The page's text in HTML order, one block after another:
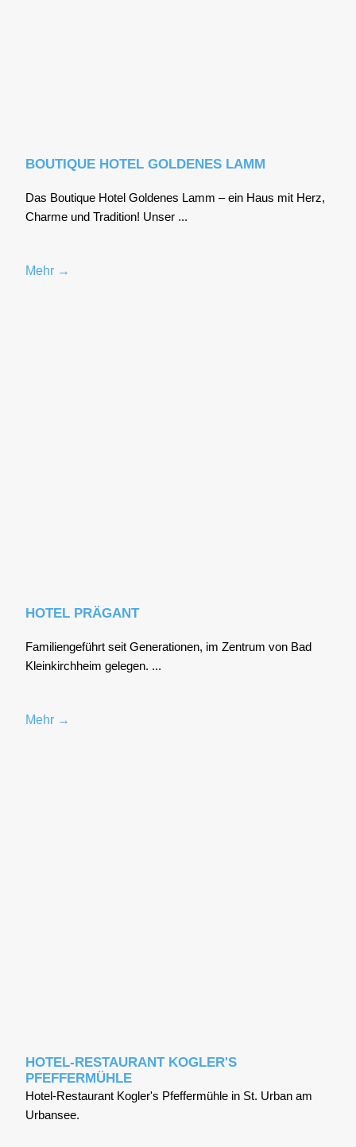
BOUTIQUE HOTEL GOLDENES LAMM
Das Bou­tique Hotel Gol­de­nes Lamm – ein Haus mit Herz,
Charme und Tra­di­ti­on! Unser ...
Mehr →
HOTEL PRÄGANT
Fami­li­en­ge­führt seit Gene­ra­tio­nen, im Zen­trum von Bad
Klein­kirch­heim gele­gen. ...
Mehr →
HOTEL-RESTAURANT KOGLER'S
PFEFFERMÜHLE
Hotel-Restaurant Kogler's Pfeffermühle in St. Urban am
Urbansee.